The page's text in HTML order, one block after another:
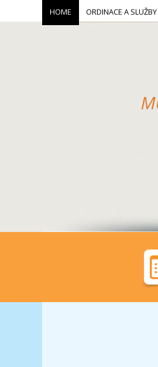
HOME ORDINACE A SLUŽBY